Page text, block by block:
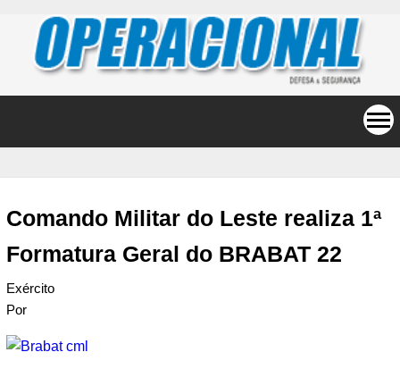
Comando Militar do Leste realiza 1ª
Formatura Geral do BRABAT 22
Exército
Por